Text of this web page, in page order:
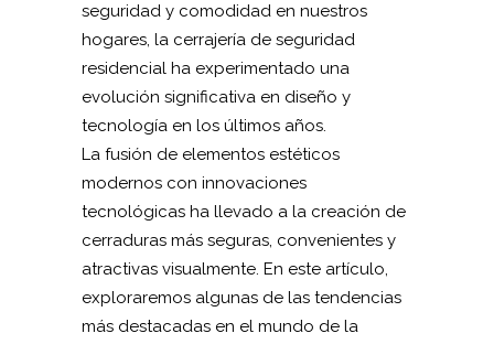
seguridad y comodidad en nuestros
hogares, la cerrajería de seguridad
residencial ha experimentado una
evolución significativa en diseño y
tecnología en los últimos años.
La fusión de elementos estéticos
modernos con innovaciones
tecnológicas ha llevado a la creación de
cerraduras más seguras, convenientes y
atractivas visualmente. En este artículo,
exploraremos algunas de las tendencias
más destacadas en el mundo de la